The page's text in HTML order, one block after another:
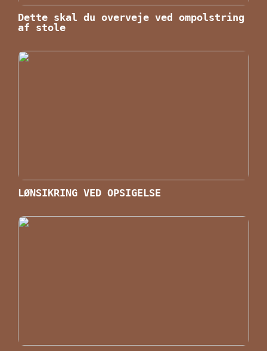
Dette skal du overveje ved ompolstring
af stole
LØNSIKRING VED OPSIGELSE